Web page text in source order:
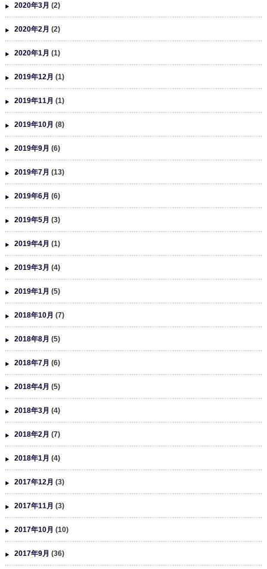
2020年3月 (2)
2020年2月 (2)
2020年1月 (1)
2019年12月 (1)
2019年11月 (1)
2019年10月 (8)
2019年9月 (6)
2019年7月 (13)
2019年6月 (6)
2019年5月 (3)
2019年4月 (1)
2019年3月 (4)
2019年1月 (5)
2018年10月 (7)
2018年8月 (5)
2018年7月 (6)
2018年4月 (5)
2018年3月 (4)
2018年2月 (7)
2018年1月 (4)
2017年12月 (3)
2017年11月 (3)
2017年10月 (10)
2017年9月 (36)